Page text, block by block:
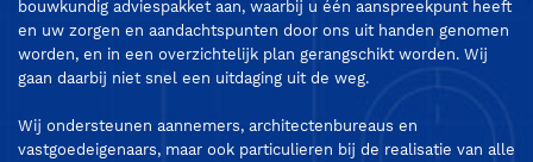
bouwkundig adviespakket aan, waarbij u één aanspreekpunt heeft
en uw zorgen en aandachtspunten door ons uit handen genomen
worden, en in een overzichtelijk plan gerangschikt worden. Wij
gaan daarbij niet snel een uitdaging uit de weg.
Wij ondersteunen aannemers, architectenbureaus en
vastgoedeigenaars, maar ook particulieren bij de realisatie van alle